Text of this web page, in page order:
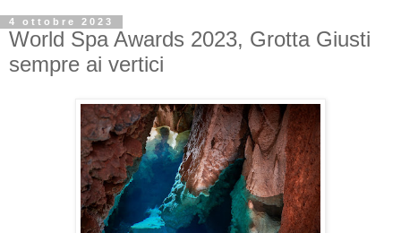
4 ottobre 2023
World Spa Awards 2023, Grotta Giusti
sempre ai vertici